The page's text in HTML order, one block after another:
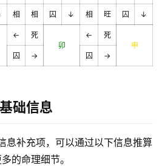
相 相 囚 ↓ 相 旺 囚 ↓
←
死
卯
←
死
申
囚 → 囚 →
基础信息
息补充项，可以通过以下信息推算
的命理细节。